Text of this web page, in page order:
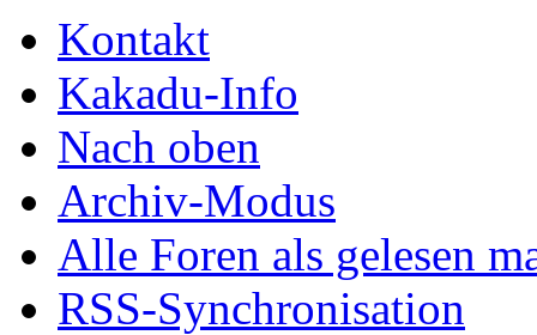
Kontakt
Kakadu-Info
Nach oben
Archiv-Modus
Alle Foren als gelesen
RSS-Synchronisation